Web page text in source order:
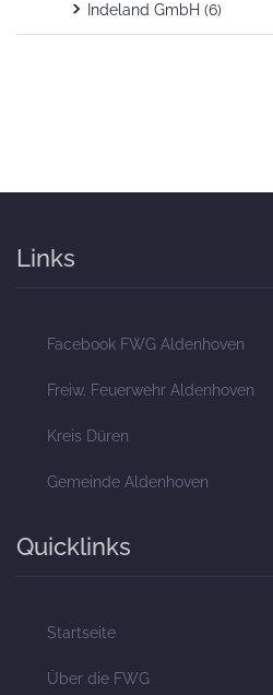
Indeland GmbH (6)
Links
Facebook FWG Aldenhoven
Freiw. Feuerwehr Aldenhoven
Kreis Düren
Gemeinde Aldenhoven
Quicklinks
Startseite
Über die FWG